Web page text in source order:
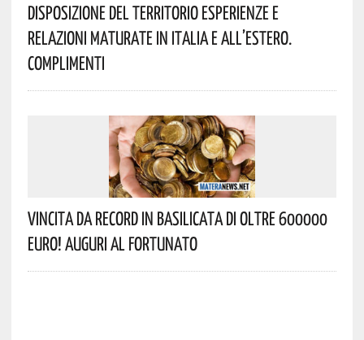
Disposizione Del Territorio Esperienze E
Relazioni Maturate In Italia E All’estero.
Complimenti
Vincita Da Record In Basilicata Di Oltre 600000
Euro! Auguri Al Fortunato